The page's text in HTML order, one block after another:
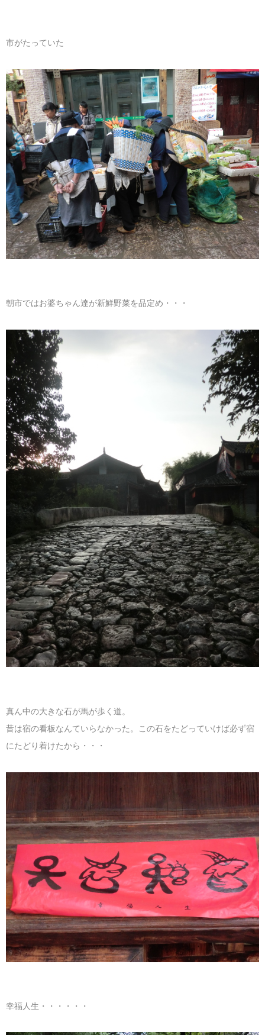
市がたっていた
朝市ではお婆ちゃん達が新鮮野菜を品定め・・・
真ん中の大きな石が馬が歩く道。
昔は宿の看板なんていらなかった。この石をたどっていけば必ず宿
にたどり着けたから・・・
幸福人生・・・・・・